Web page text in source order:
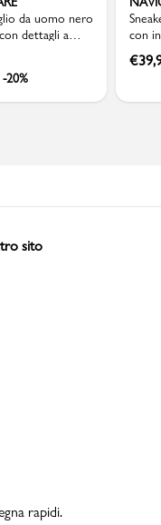
da uomo nero
dettagli a
Navigare
-20%
con
€
sito
rapidi.